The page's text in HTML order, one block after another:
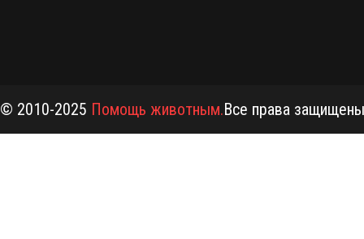
© 2010-2025 Помощь животным.Все права защищены